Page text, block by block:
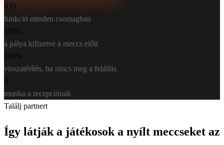
0 Ft
funkció minden csomagban
100%
a pálya kifizetve a meccs előtt
100%
visszatérítés, ha nincs meg a felállás
0
munka a recepciónak
Találj partnert
Így látják a játékosok a nyílt meccseket az